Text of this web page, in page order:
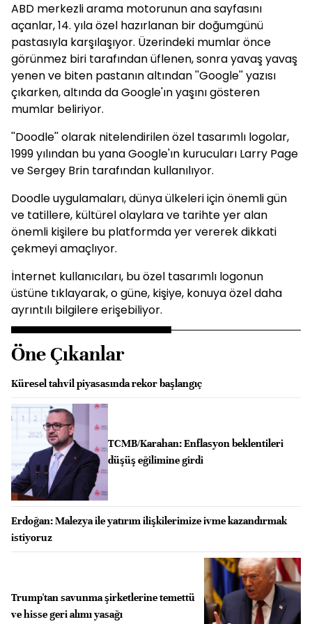
ABD merkezli arama motorunun ana sayfasını
açanlar, 14. yıla özel hazırlanan bir doğumgünü
pastasıyla karşılaşıyor. Üzerindeki mumlar önce
görünmez biri tarafından üflenen, sonra yavaş yavaş
yenen ve biten pastanın altından ''Google'' yazısı
çıkarken, altında da Google'ın yaşını gösteren
mumlar beliriyor.
''Doodle'' olarak nitelendirilen özel tasarımlı logolar,
1999 yılından bu yana Google'ın kurucuları Larry Page
ve Sergey Brin tarafından kullanılıyor.
Doodle uygulamaları, dünya ülkeleri için önemli gün
ve tatillere, kültürel olaylara ve tarihte yer alan
önemli kişilere bu platformda yer vererek dikkati
çekmeyi amaçlıyor.
İnternet kullanıcıları, bu özel tasarımlı logonun
üstüne tıklayarak, o güne, kişiye, konuya özel daha
ayrıntılı bilgilere erişebiliyor.
Öne Çıkanlar
Küresel tahvil piyasasında rekor başlangıç
TCMB/Karahan: Enflasyon beklentileri
düşüş eğilimine girdi
Erdoğan: Malezya ile yatırım ilişkilerimize ivme kazandırmak
istiyoruz
Trump'tan savunma şirketlerine temettü
ve hisse geri alımı yasağı